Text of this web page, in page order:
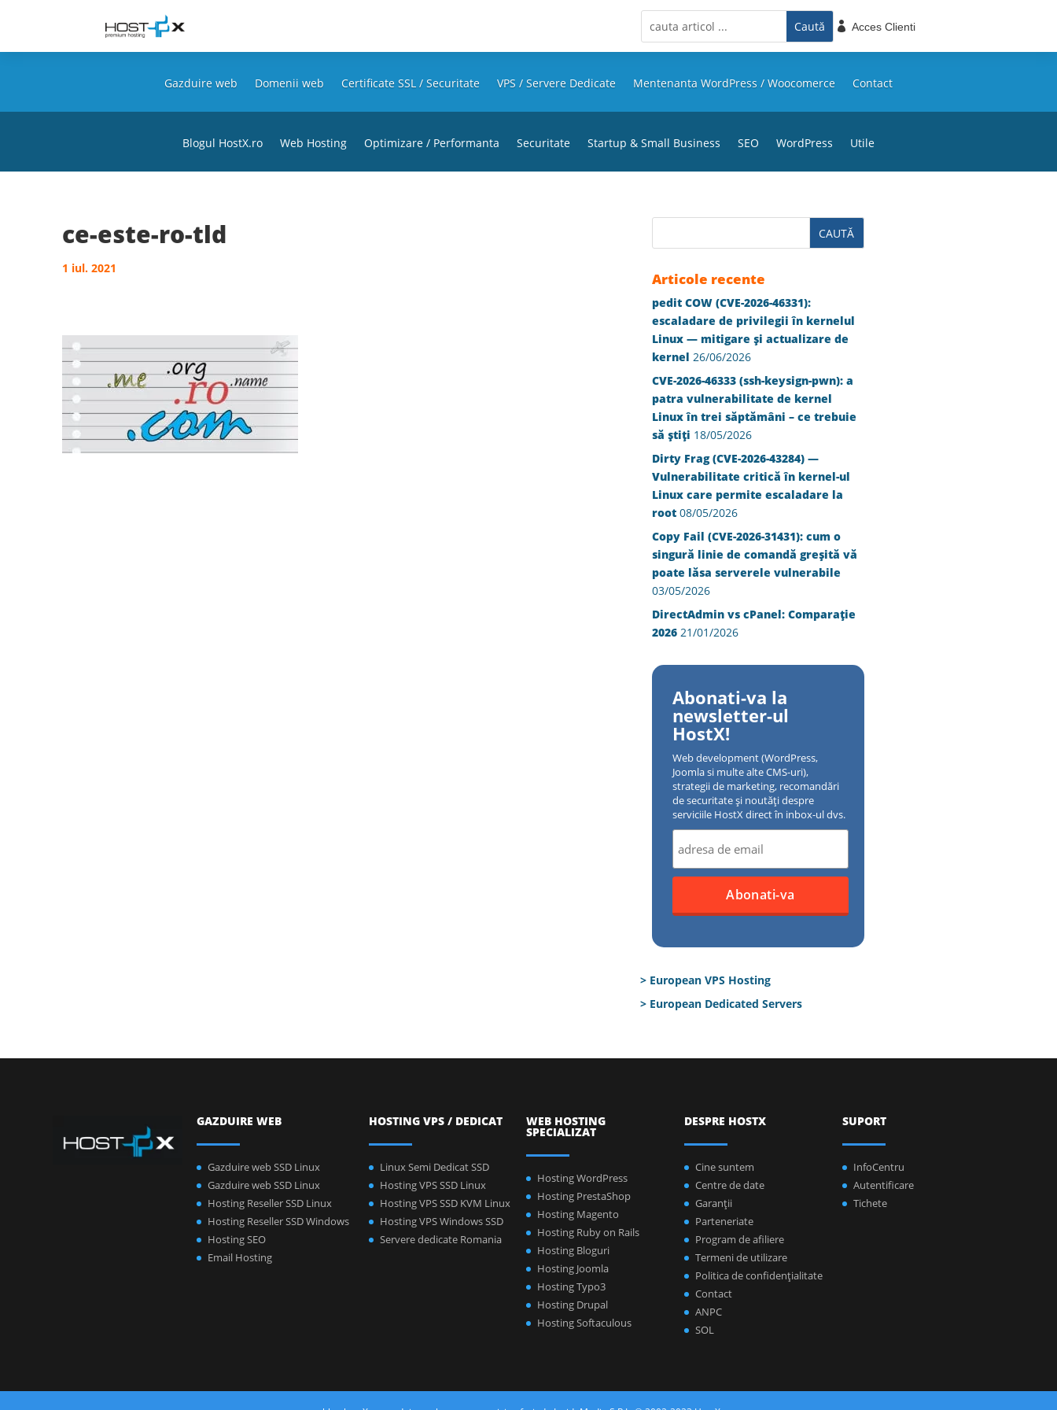
 Acces Clienti
Gazduire web Domenii web Certificate SSL / Securitate VPS / Servere Dedicate Mentenanta WordPress / Woocomerce Contact
Blogul HostX.ro Web Hosting Optimizare / Performanta Securitate Startup & Small Business SEO WordPress Utile
ce-este-ro-tld
1 iul. 2021
Articole recente
pedit COW (CVE-2026-46331):
escaladare de privilegii în kernelul
Linux — mitigare și actualizare de
kernel 26/06/2026
CVE-2026-46333 (ssh-keysign-pwn): a
patra vulnerabilitate de kernel
Linux în trei săptămâni – ce trebuie
să știți 18/05/2026
Dirty Frag (CVE-2026-43284) —
Vulnerabilitate critică în kernel-ul
Linux care permite escaladare la
root 08/05/2026
Copy Fail (CVE-2026-31431): cum o
singură linie de comandă greșită vă
poate lăsa serverele vulnerabile
03/05/2026
DirectAdmin vs cPanel: Comparație
2026 21/01/2026
Abonati-va la
newsletter-ul
HostX!
Web development (WordPress,
Joomla si multe alte CMS-uri),
strategii de marketing, recomandări
de securitate și noutăți despre
serviciile HostX direct în inbox-ul dvs.
> European VPS Hosting
> European Dedicated Servers
GAZDUIRE WEB
Gazduire web SSD Linux
Gazduire web SSD Linux
Hosting Reseller SSD Linux
Hosting Reseller SSD Windows
Hosting SEO
Email Hosting
HOSTING VPS / DEDICAT
Linux Semi Dedicat SSD
Hosting VPS SSD Linux
Hosting VPS SSD KVM Linux
Hosting VPS Windows SSD
Servere dedicate Romania
WEB HOSTING
SPECIALIZAT
Hosting WordPress
Hosting PrestaShop
Hosting Magento
Hosting Ruby on Rails
Hosting Bloguri
Hosting Joomla
Hosting Typo3
Hosting Drupal
Hosting Softaculous
DESPRE HOSTX
Cine suntem
Centre de date
Garanţii
Parteneriate
Program de afiliere
Termeni de utilizare
Politica de confidenţialitate
Contact
ANPC
SOL
SUPORT
InfoCentru
Autentificare
Tichete